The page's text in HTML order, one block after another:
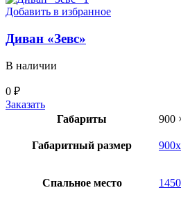
Добавить в избранное
Диван «Зевс»
В наличии
0 ₽
Заказать
Габариты
900
Габаритный размер
Спальное место